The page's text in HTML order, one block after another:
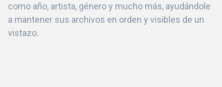
como año, artista, género y mucho más, ayudándole
a mantener sus archivos en orden y visibles de un
vistazo.